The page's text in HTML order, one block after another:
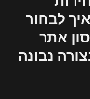
לבחור
אתר
נבונה